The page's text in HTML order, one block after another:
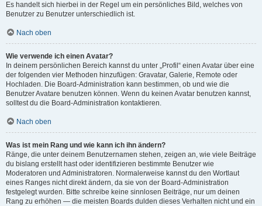
Es handelt sich hierbei in der Regel um ein persönliches Bild, welches von
Benutzer zu Benutzer unterschiedlich ist.
Nach oben
Wie verwende ich einen Avatar?
In deinem persönlichen Bereich kannst du unter „Profil“ einen Avatar über eine
der folgenden vier Methoden hinzufügen: Gravatar, Galerie, Remote oder
Hochladen. Die Board-Administration kann bestimmen, ob und wie die
Benutzer Avatare benutzen können. Wenn du keinen Avatar benutzen kannst,
solltest du die Board-Administration kontaktieren.
Nach oben
Was ist mein Rang und wie kann ich ihn ändern?
Ränge, die unter deinem Benutzernamen stehen, zeigen an, wie viele Beiträge
du bislang erstellt hast oder identifizieren bestimmte Benutzer wie
Moderatoren und Administratoren. Normalerweise kannst du den Wortlaut
eines Ranges nicht direkt ändern, da sie von der Board-Administration
festgelegt wurden. Bitte schreibe keine sinnlosen Beiträge, nur um deinen
Rang zu erhöhen — die meisten Boards dulden dieses Verhalten nicht und ein